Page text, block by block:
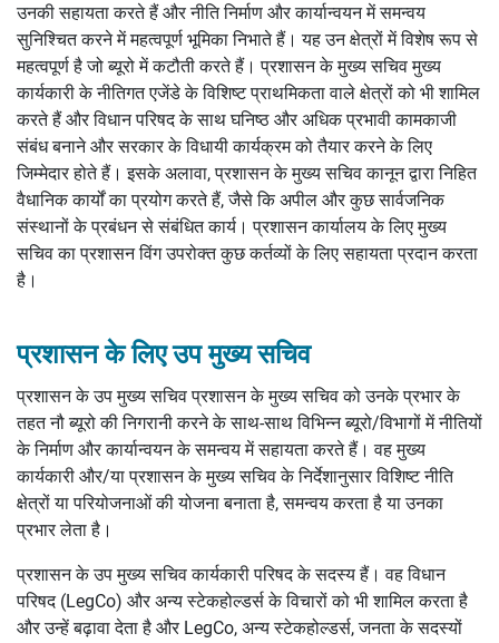
उनकी सहायता करते हैं और नीति निर्माण और कार्यान्वयन में समन्वय
सुनिश्चित करने में महत्वपूर्ण भूमिका निभाते हैं। यह उन क्षेत्रों में विशेष रूप से
महत्वपूर्ण है जो ब्यूरो में कटौती करते हैं। प्रशासन के मुख्य सचिव मुख्य
कार्यकारी के नीतिगत एजेंडे के विशिष्ट प्राथमिकता वाले क्षेत्रों को भी शामिल
करते हैं और विधान परिषद के साथ घनिष्ठ और अधिक प्रभावी कामकाजी
संबंध बनाने और सरकार के विधायी कार्यक्रम को तैयार करने के लिए
जिम्मेदार होते हैं। इसके अलावा, प्रशासन के मुख्य सचिव कानून द्वारा निहित
वैधानिक कार्यों का प्रयोग करते हैं, जैसे कि अपील और कुछ सार्वजनिक
संस्थानों के प्रबंधन से संबंधित कार्य। प्रशासन कार्यालय के लिए मुख्य
सचिव का प्रशासन विंग उपरोक्त कुछ कर्तव्यों के लिए सहायता प्रदान करता
है।
प्रशासन के लिए उप मुख्य सचिव
प्रशासन के उप मुख्य सचिव प्रशासन के मुख्य सचिव को उनके प्रभार के
तहत नौ ब्यूरो की निगरानी करने के साथ-साथ विभिन्न ब्यूरो/विभागों में नीतियों
के निर्माण और कार्यान्वयन के समन्वय में सहायता करते हैं। वह मुख्य
कार्यकारी और/या प्रशासन के मुख्य सचिव के निर्देशानुसार विशिष्ट नीति
क्षेत्रों या परियोजनाओं की योजना बनाता है, समन्वय करता है या उनका
प्रभार लेता है।
प्रशासन के उप मुख्य सचिव कार्यकारी परिषद के सदस्य हैं। वह विधान
परिषद (LegCo) और अन्य स्टेकहोल्डर्स के विचारों को भी शामिल करता है
और उन्हें बढ़ावा देता है और LegCo, अन्य स्टेकहोल्डर्स, जनता के सदस्यों